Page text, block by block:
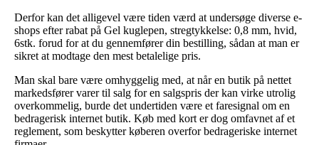
Derfor kan det alligevel være tiden værd at undersøge diverse e-
shops efter rabat på Gel kuglepen, stregtykkelse: 0,8 mm, hvid,
6stk. forud for at du gennemfører din bestilling, sådan at man er
sikret at modtage den mest betalelige pris.
Man skal bare være omhyggelig med, at når en butik på nettet
markedsfører varer til salg for en salgspris der kan virke utrolig
overkommelig, burde det undertiden være et faresignal om en
bedragerisk internet butik. Køb med kort er dog omfavnet af et
reglement, som beskytter køberen overfor bedrageriske internet